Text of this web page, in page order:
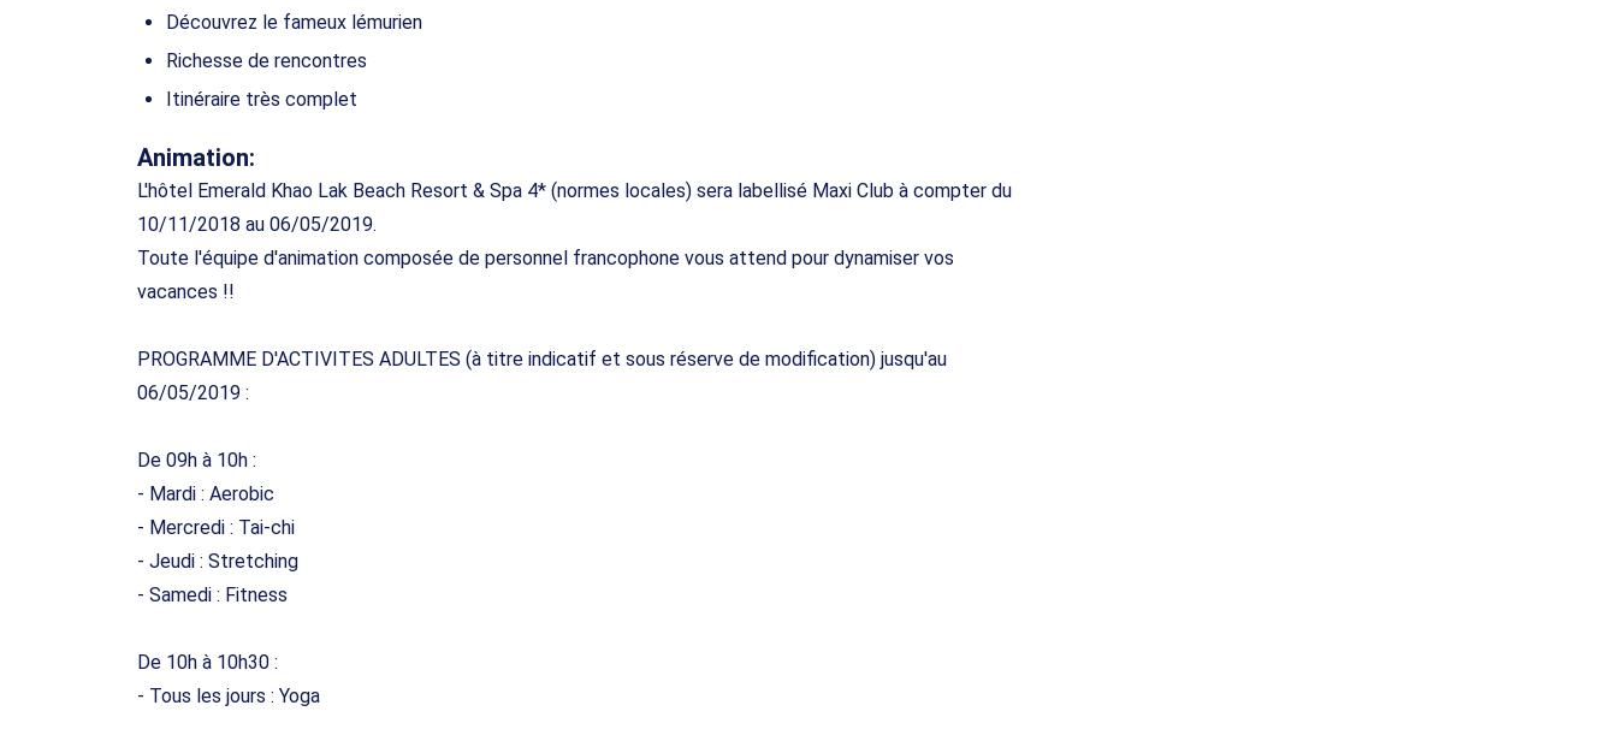
Découvrez le fameux lémurien
Richesse de rencontres
Itinéraire très complet
Animation:
L'hôtel Emerald Khao Lak Beach Resort & Spa 4* (normes locales) sera labellisé Maxi Club à compter du
10/11/2018 au 06/05/2019.
Toute l'équipe d'animation composée de personnel francophone vous attend pour dynamiser vos
vacances !!
PROGRAMME D'ACTIVITES ADULTES (à titre indicatif et sous réserve de modification) jusqu'au
06/05/2019 :
De 09h à 10h :
- Mardi : Aerobic
- Mercredi : Tai-chi
- Jeudi : Stretching
- Samedi : Fitness
De 10h à 10h30 :
- Tous les jours : Yoga